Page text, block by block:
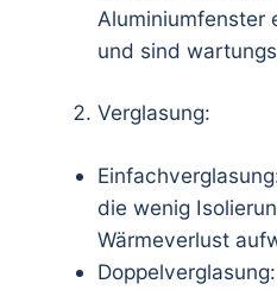
Aluminiumfenster
und sind
Verglasung:
die wenig
Wärmeverlust